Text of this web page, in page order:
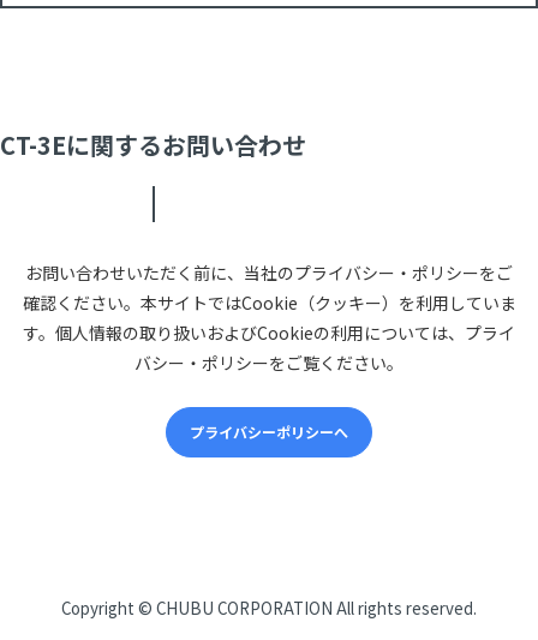
CT-3Eに関するお問い合わせ
お問い合わせいただく前に、当社のプライバシー・ポリシーをご
確認ください。本サイトではCookie（クッキー）を利用していま
す。個人情報の取り扱いおよびCookieの利用については、プライ
バシー・ポリシーをご覧ください。
プライバシーポリシーへ
CHUBUについて
Copyright © CHUBU CORPORATION All rights reserved.